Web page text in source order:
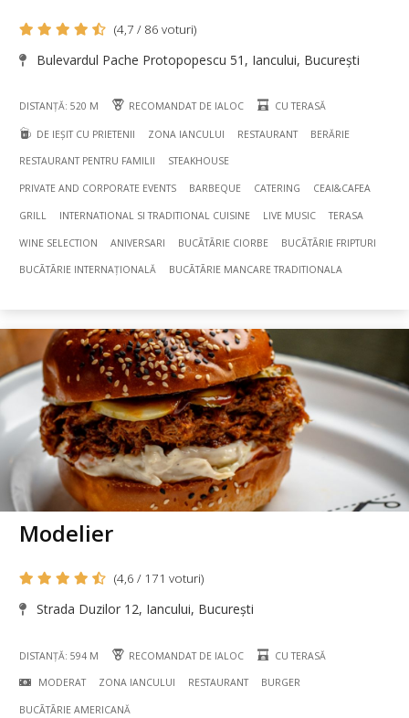
(4,7 / 86 voturi)
Bulevardul Pache Protopopescu 51, Iancului, București
DISTANȚĂ: 520 M RECOMANDAT DE IALOC CU TERASĂ
DE IEȘIT CU PRIETENII ZONA IANCULUI RESTAURANT BERĂRIE
RESTAURANT PENTRU FAMILII STEAKHOUSE
PRIVATE AND CORPORATE EVENTS BARBEQUE CATERING CEAI&CAFEA
GRILL INTERNATIONAL SI TRADITIONAL CUISINE LIVE MUSIC TERASA
WINE SELECTION ANIVERSARI BUCÃTÃRIE CIORBE BUCÃTÃRIE FRIPTURI
BUCÃTÃRIE INTERNAȚIONALĂ BUCÃTÃRIE MANCARE TRADITIONALA
Modelier
(4,6 / 171 voturi)
Strada Duzilor 12, Iancului, București
DISTANȚĂ: 594 M RECOMANDAT DE IALOC CU TERASĂ
MODERAT ZONA IANCULUI RESTAURANT BURGER
BUCÃTÃRIE AMERICANĂ